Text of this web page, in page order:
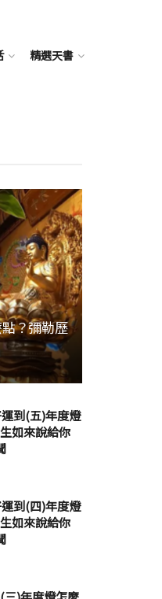
精選天書
？彌勒歷
到(五)年度燈
如來說給你
到(四)年度燈
如來說給你